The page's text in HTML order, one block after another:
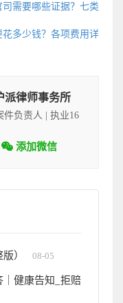
司需要哪些证据？七类
花多少钱？各项费用详
派律师事务所
件负责人 | 执业16
添加微信
） 08-05
｜健康告知_拒赔